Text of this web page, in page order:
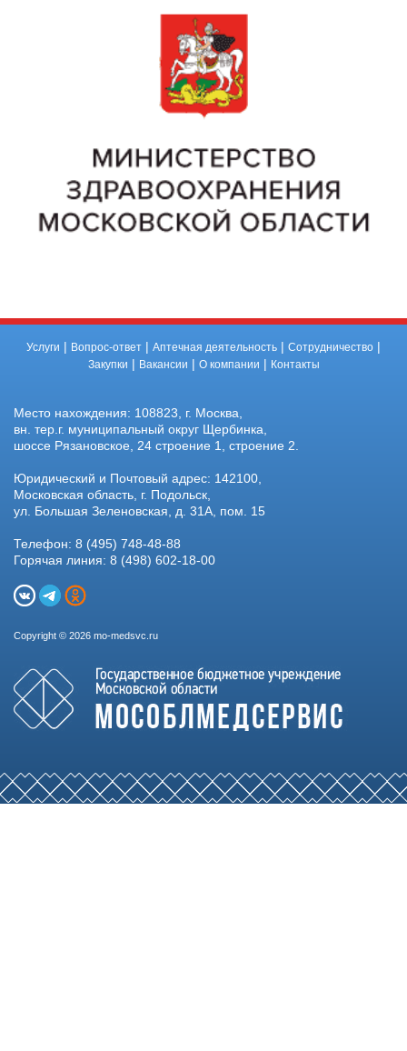
Услуги | Вопрос-ответ | Аптечная деятельность | Сотрудничество |
Закупки | Вакансии | О компании | Контакты
Место нахождения: 108823, г. Москва,
вн. тер.г. муниципальный округ Щербинка,
шоссе Рязановское, 24 строение 1, строение 2.
Юридический и Почтовый адрес: 142100,
Московская область, г. Подольск,
ул. Большая Зеленовская, д. 31А, пом. 15
Телефон: 8 (495) 748-48-88
Горячая линия: 8 (498) 602-18-00
Copyright © 2026 mo-medsvc.ru